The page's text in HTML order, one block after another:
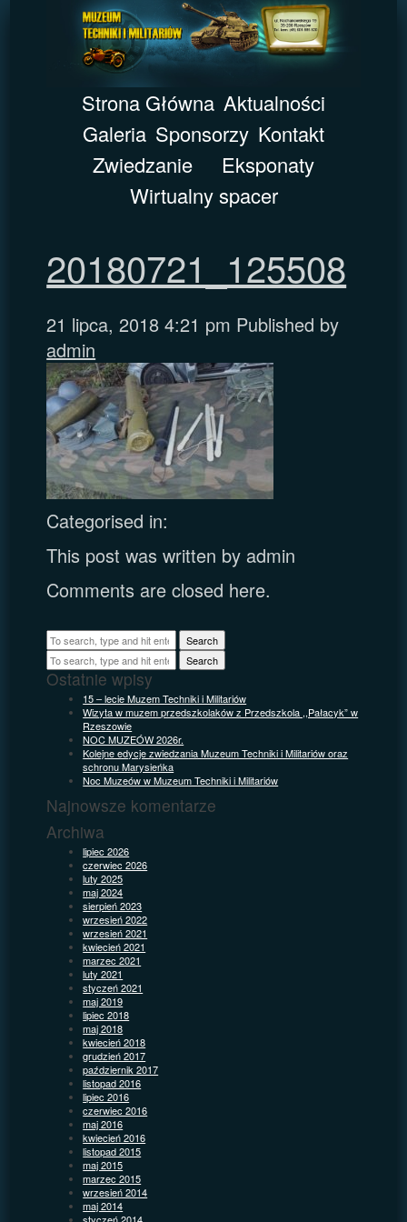
Strona Główna Aktualności
Galeria Sponsorzy Kontakt
Zwiedzanie
Eksponaty
Wirtualny spacer
20180721_125508
21 lipca, 2018 4:21 pm Published by
admin
Categorised in:
This post was written by admin
Comments are closed here.
Search
Search
Ostatnie wpisy
15 – lecie Muzem Techniki i Militariów
Wizyta w muzem przedszkolaków z Przedszkola ,,Pałacyk” w
Rzeszowie
NOC MUZEÓW 2026r.
Kolejne edycje zwiedzania Muzeum Techniki i Militariów oraz
schronu Marysieńka
Noc Muzeów w Muzeum Techniki i Militariów
Najnowsze komentarze
Archiwa
lipiec 2026
czerwiec 2026
luty 2025
maj 2024
sierpień 2023
wrzesień 2022
wrzesień 2021
kwiecień 2021
marzec 2021
luty 2021
styczeń 2021
maj 2019
lipiec 2018
maj 2018
kwiecień 2018
grudzień 2017
październik 2017
listopad 2016
lipiec 2016
czerwiec 2016
maj 2016
kwiecień 2016
listopad 2015
maj 2015
marzec 2015
wrzesień 2014
maj 2014